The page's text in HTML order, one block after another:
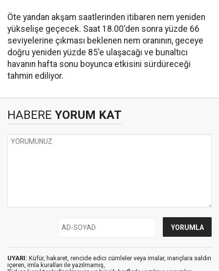
Öte yandan akşam saatlerinden itibaren nem yeniden
yükselişe geçecek. Saat 18.00'den sonra yüzde 66
seviyelerine çıkması beklenen nem oranının, geceye
doğru yeniden yüzde 85'e ulaşacağı ve bunaltıcı
havanın hafta sonu boyunca etkisini sürdüreceği
tahmin ediliyor.
HABERE YORUM KAT
UYARI: Küfür, hakaret, rencide edici cümleler veya imalar, inançlara saldırı
içeren, imla kuralları ile yazılmamış,